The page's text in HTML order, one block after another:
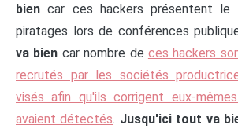
bien car ces hackers présentent le
piratages lors de conférences
va bien car nombre de ces hackers
recrutés par les sociétés
visés afin qu'ils corrigent eux-
avaient détectés. Jusqu'ici tout va